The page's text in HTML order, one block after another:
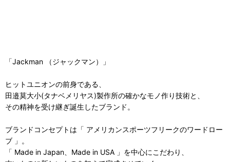
「Jackman （ジャックマン）」
ヒットユニオンの前身である、
田邉莫大小(タナベメリヤス)製作所の確かなモノ作り技術と、
その精神を受け継ぎ誕生したブランド。
ブランドコンセプトは「 アメリカンスポーツフリークのワードロー
ブ 」。
「 Made in Japan、Made in USA 」を中心にこだわり、